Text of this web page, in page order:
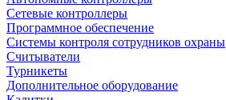
Сетевые контроллеры
Программное обеспечение
Системы контроля сотрудников охраны
Считыватели
Турникеты
Дополнительное оборудование